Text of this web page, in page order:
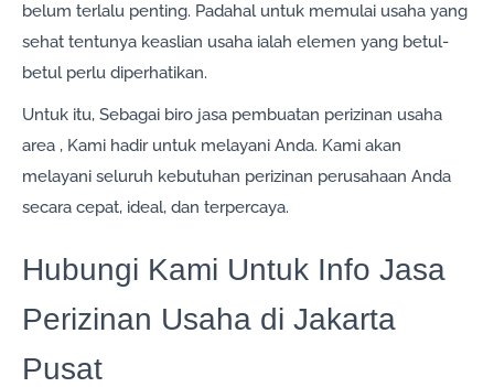
belum terlalu penting. Padahal untuk memulai usaha yang
sehat tentunya keaslian usaha ialah elemen yang betul-
betul perlu diperhatikan.
Untuk itu, Sebagai biro jasa pembuatan perizinan usaha
area , Kami hadir untuk melayani Anda. Kami akan
melayani seluruh kebutuhan perizinan perusahaan Anda
secara cepat, ideal, dan terpercaya.
Hubungi Kami Untuk Info Jasa
Perizinan Usaha di Jakarta
Pusat